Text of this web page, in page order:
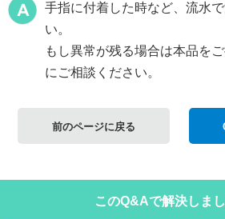
手指に付着した時など、流水
い。
もし異常が残る場合は本品を
にご相談ください。
前のページに戻る
このQ&Aで解決しま